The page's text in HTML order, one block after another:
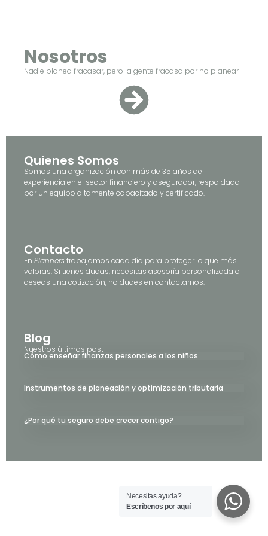
Nosotros
Nadie planea fracasar, pero la gente fracasa por no planear
Quienes Somos
Somos una organización con más de 35 años de
experiencia en el sector financiero y asegurador, respaldada
por un equipo altamente capacitado y certificado.
Contacto
En Plannerstrabajamos cada día para proteger lo que más
valoras. Si tienes dudas, necesitas asesoría personalizada o
deseas una cotización, no dudes en contactarnos.
Blog
Nuestros últimos post
Cómo enseñar finanzas personales a los niños
Instrumentos de planeación y optimización tributaria
¿Por qué tu seguro debe crecer contigo?
Necesitas ayuda?
Escríbenos por aquí